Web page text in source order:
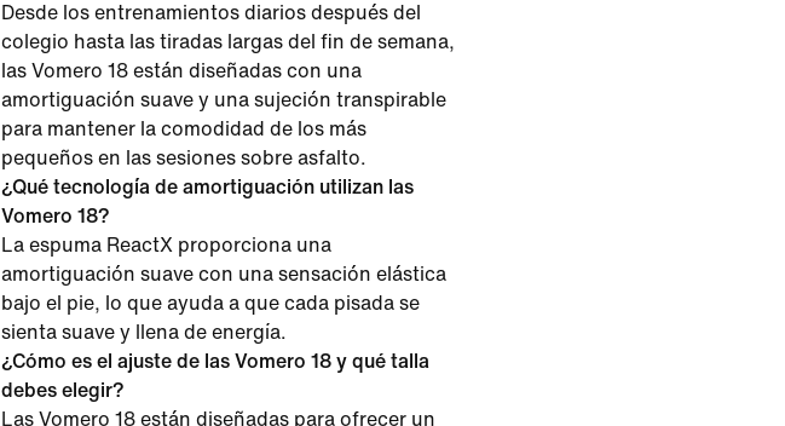
Desde los entrenamientos diarios después del
colegio hasta las tiradas largas del fin de semana,
las Vomero 18 están diseñadas con una
amortiguación suave y una sujeción transpirable
para mantener la comodidad de los más
pequeños en las sesiones sobre asfalto.
¿Qué tecnología de amortiguación utilizan las
Vomero 18?
La espuma ReactX proporciona una
amortiguación suave con una sensación elástica
bajo el pie, lo que ayuda a que cada pisada se
sienta suave y llena de energía.
¿Cómo es el ajuste de las Vomero 18 y qué talla
debes elegir?
Las Vomero 18 están diseñadas para ofrecer un